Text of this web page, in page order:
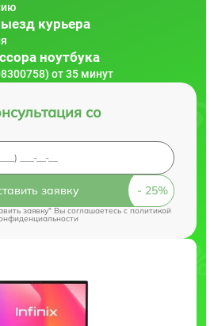
курьера
ноутбука
от 35 минут
со
заявку
заявку" Вы соглашаетесь cполитикой